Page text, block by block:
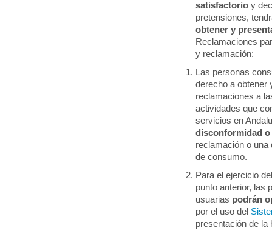
satisfactorio y
pretensiones,
obtener y
Reclamaciones
y reclamación:
Las personas
derecho a obtener
reclamaciones a
actividades que
servicios en
disconformidad o
reclamación o una
de consumo.
Para el ejercicio
punto anterior, las
usuarias podrán
por el uso del
presentación de